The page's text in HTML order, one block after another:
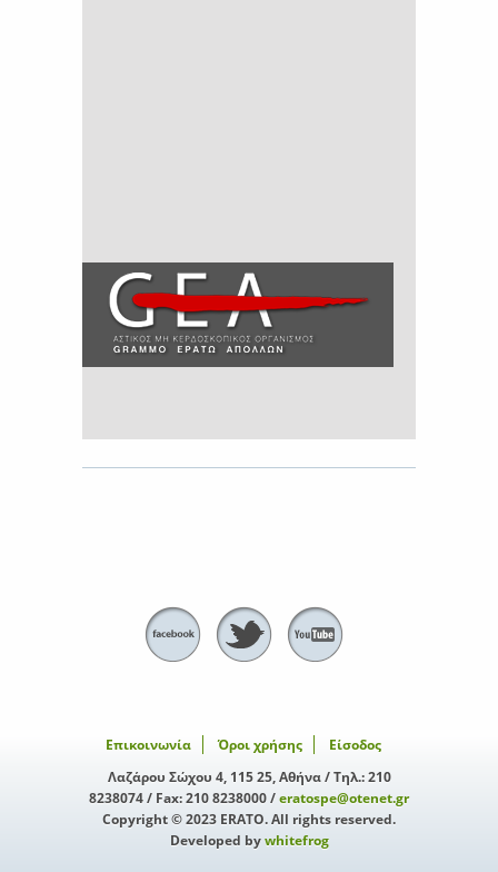
Επικοινωνία Όροι χρήσης
Είσοδος
Λαζάρου Σώχου 4, 115 25, Αθήνα / Τηλ.: 210
8238074 / Fax: 210 8238000 /eratospe@otenet.gr
Copyright © 2023 ERATO. All rights reserved.
Developed bywhitefrog